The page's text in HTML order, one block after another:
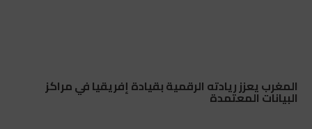
المغرب يعزز ريادته الرقمية بقيادة إفريقيا في مراكز
البيانات المعتمدة